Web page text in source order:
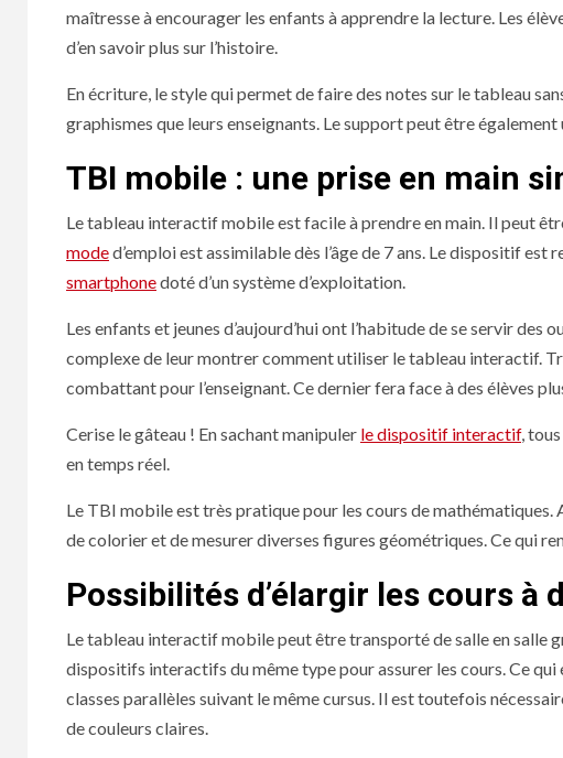
maîtresse à encourager les enfants à apprendre la lecture. Les
d’en savoir plus sur l’histoire.
En écriture, le style qui permet de faire des notes sur le tableau
graphismes que leurs enseignants. Le support peut être
TBI mobile : une prise en main
Le tableau interactif mobile est facile à prendre en main. Il peut
moded’emploi est assimilable dès l’âge de 7 ans. Le dispositif est
smartphonedoté d’un système d’exploitation.
Les enfants et jeunes d’aujourd’hui ont l’habitude de se servir
complexe de leur montrer comment utiliser le tableau interactif.
combattant pour l’enseignant. Ce dernier fera face à des élèves
Cerise le gâteau ! En sachant manipuler le dispositif interactif,
en temps réel.
Le TBI mobile est très pratique pour les cours de
de colorier et de mesurer diverses figures géométriques. Ce qui
Possibilités d’élargir les cours à
Le tableau interactif mobile peut être transporté de salle en salle
dispositifs interactifs du même type pour assurer les cours. Ce
classes parallèles suivant le même cursus. Il est toutefois
de couleurs claires.